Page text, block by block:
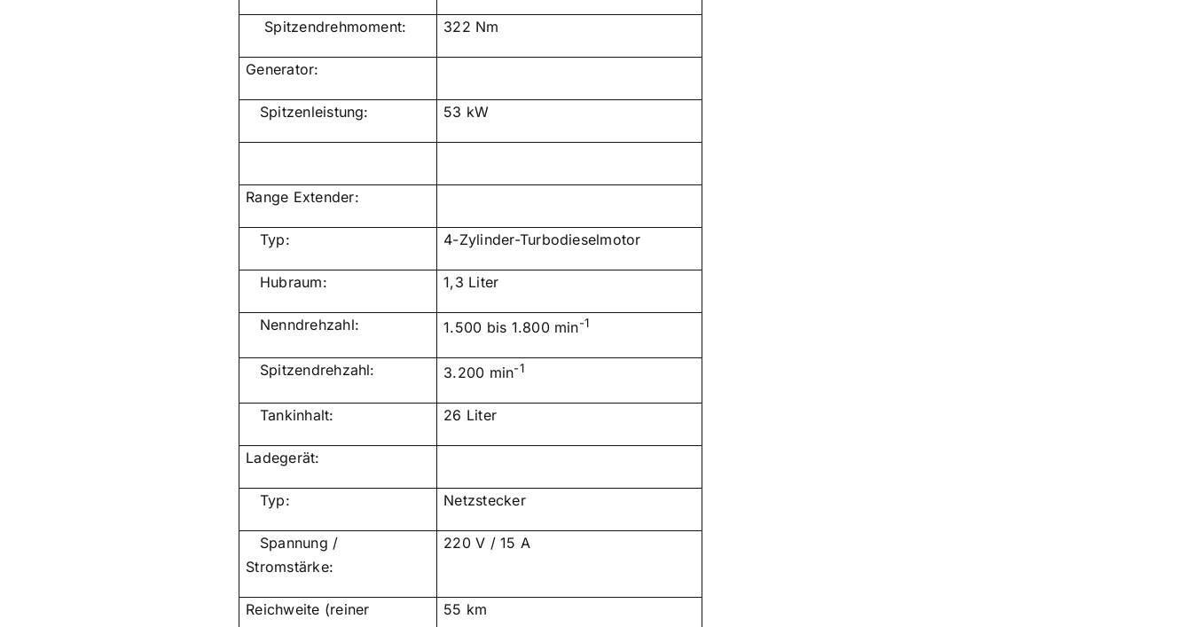
Spitzendrehmoment: 322 Nm
Generator:
Spitzenleistung: 53 kW
Range Extender:
Typ: 4-Zylinder-Turbodieselmotor
Hubraum: 1,3 Liter
Nenndrehzahl: 1.500 bis 1.800 min-1
Spitzendrehzahl: 3.200 min-1
Tankinhalt: 26 Liter
Ladegerät:
Typ: Netzstecker
Spannung /
Stromstärke:
220 V / 15 A
Reichweite (reiner
55 km